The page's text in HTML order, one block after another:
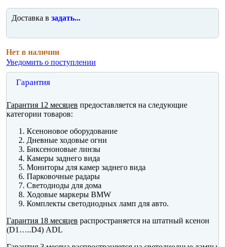
Доставка в задать...
Нет в наличии
Уведомить о поступлении
Гарантия
Гарантия 12 месяцев предоставляется на следующие
категории товаров:
Ксеноновое оборудование
Дневные ходовые огни
Биксеноновые линзы
Камеры заднего вида
Мониторы для камер заднего вида
Парковочные радары
Светодиоды для дома
Ходовые маркеры BMW
Комплекты светодиодных ламп для авто.
Гарантия 18 месяцев распространяется на штатный ксенон
(D1…..D4) ADL